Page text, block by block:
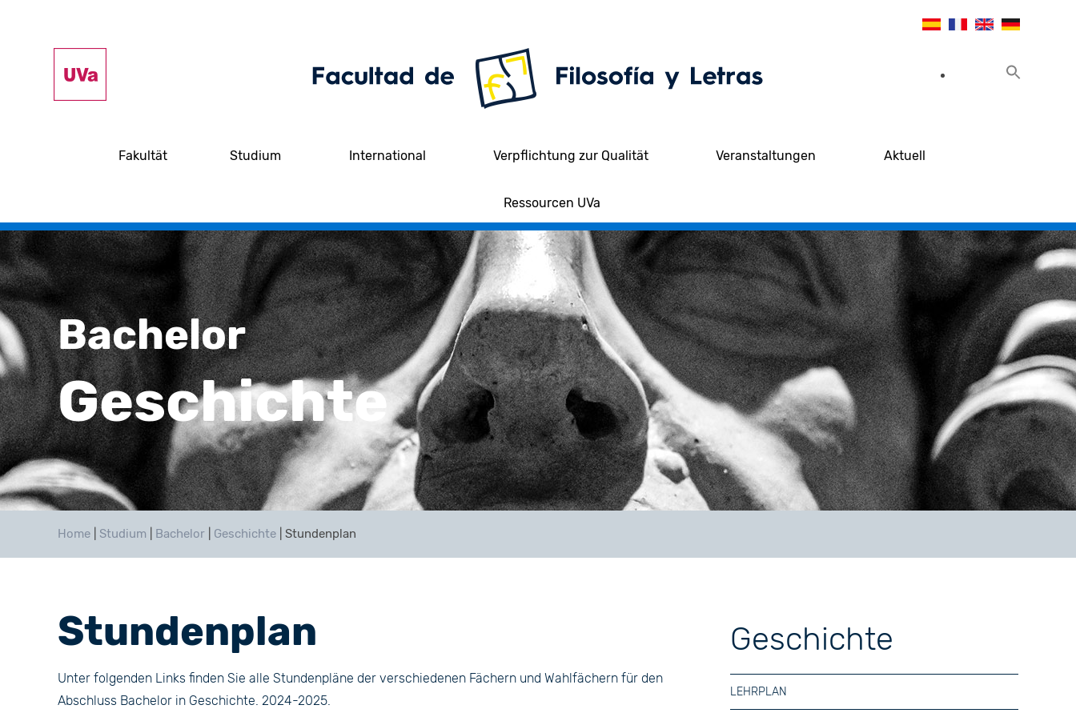
Fakultät Studium International Verpflichtung zur Qualität Veranstaltungen Aktuell
Ressourcen UVa
Bachelor
Geschichte
Home Studium Bachelor Geschichte Stundenplan
Stundenplan
Unter folgenden Links finden Sie alle Stundenpläne der verschiedenen Fächern und Wahlfächern für den
Abschluss Bachelor in Geschichte. 2024-2025.
Geschichte
LEHRPLAN